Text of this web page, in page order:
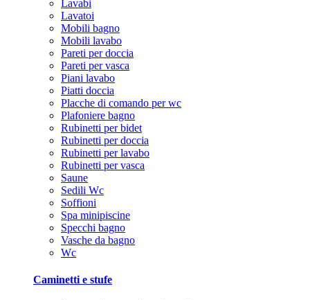
Lavabi
Lavatoi
Mobili bagno
Mobili lavabo
Pareti per doccia
Pareti per vasca
Piani lavabo
Piatti doccia
Placche di comando per wc
Plafoniere bagno
Rubinetti per bidet
Rubinetti per doccia
Rubinetti per lavabo
Rubinetti per vasca
Saune
Sedili Wc
Soffioni
Spa minipiscine
Specchi bagno
Vasche da bagno
Wc
Caminetti e stufe